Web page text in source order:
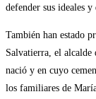
defender sus ideales
También han estado
Salvatierra, el alcalde
nació y en cuyo
los familiares de